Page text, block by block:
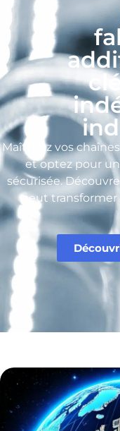
Maîtrisez vos
et optez pour
sécurisée.
peut